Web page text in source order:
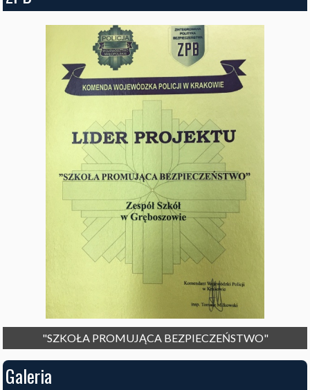
"SZKOŁA PROMUJĄCA BEZPIECZEŃSTWO"
Galeria